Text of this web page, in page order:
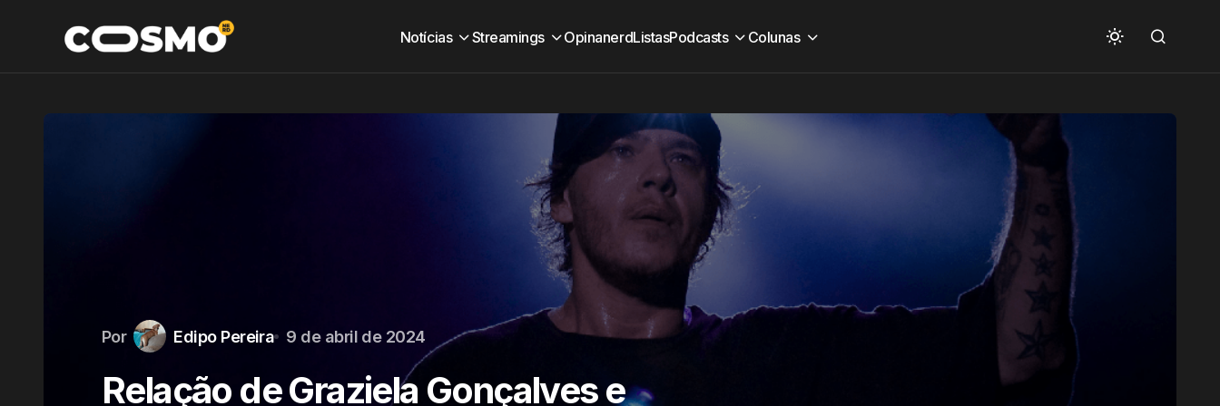
Notícias Streamings OpinanerdListasPodcasts Colunas
Por Edipo Pereira 9 de abril de 2024
Relação de Graziela Gonçalves e